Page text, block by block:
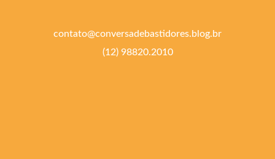
contato@conversadebastidores.blog.br
(12) 98820.2010